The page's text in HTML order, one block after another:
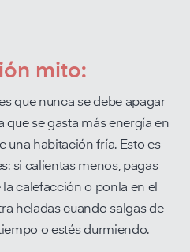
mito:
que nunca se debe apagar
que se gasta más energía en
una habitación fría. Esto es
si calientas menos, pagas
calefacción o ponla en el
heladas cuando salgas de
o estés durmiendo.